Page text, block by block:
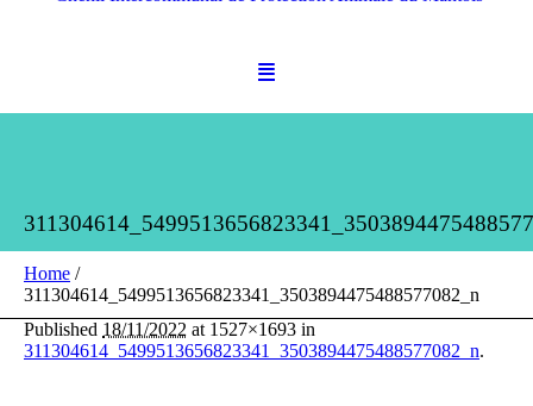
Home /
311304614_5499513656823341_3503894475488577082_n
Published 18/11/2022 at 1527×1693 in
311304614_5499513656823341_3503894475488577082_n.